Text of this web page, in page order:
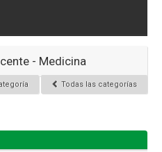
- Medicina
Todas las categorías